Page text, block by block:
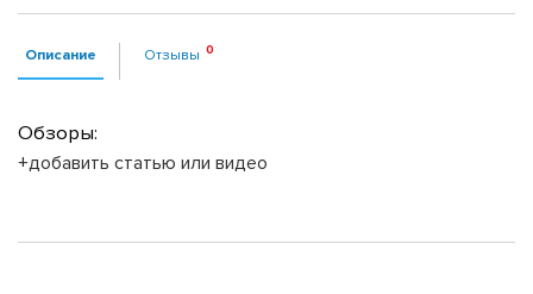
Описание Отзывы
Обзоры:
+добавить статью или видео